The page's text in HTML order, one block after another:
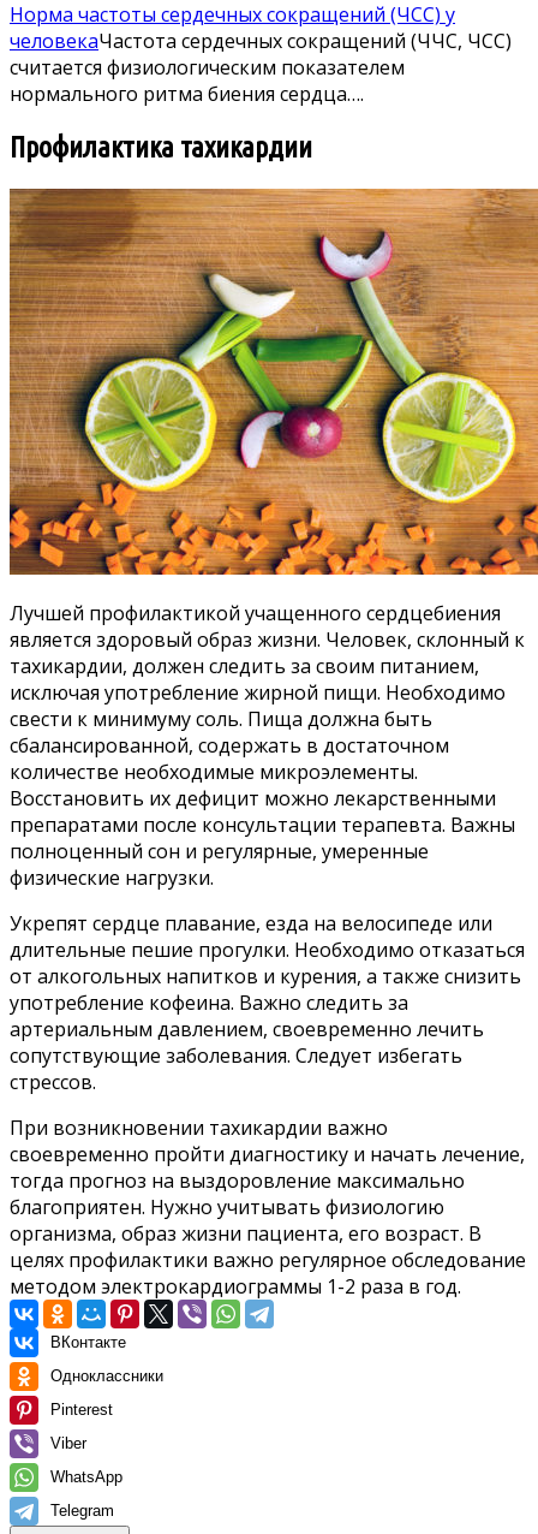
Норма частоты сердечных сокращений (ЧСС) у
человекаЧастота сердечных сокращений (ЧЧС, ЧСС)
считается физиологическим показателем
нормального ритма биения сердца….
Профилактика тахикардии
Лучшей профилактикой учащенного сердцебиения
является здоровый образ жизни. Человек, склонный к
тахикардии, должен следить за своим питанием,
исключая употребление жирной пищи. Необходимо
свести к минимуму соль. Пища должна быть
сбалансированной, содержать в достаточном
количестве необходимые микроэлементы.
Восстановить их дефицит можно лекарственными
препаратами после консультации терапевта. Важны
полноценный сон и регулярные, умеренные
физические нагрузки.
Укрепят сердце плавание, езда на велосипеде или
длительные пешие прогулки. Необходимо отказаться
от алкогольных напитков и курения, а также снизить
употребление кофеина. Важно следить за
артериальным давлением, своевременно лечить
сопутствующие заболевания. Следует избегать
стрессов.
При возникновении тахикардии важно
своевременно пройти диагностику и начать лечение,
тогда прогноз на выздоровление максимально
благоприятен. Нужно учитывать физиологию
организма, образ жизни пациента, его возраст. В
целях профилактики важно регулярное обследование
методом электрокардиограммы 1-2 раза в год.
ВКонтакте
Одноклассники
Pinterest
Viber
WhatsApp
Telegram